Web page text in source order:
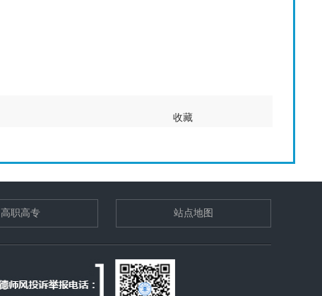
收藏
高职高专 站点地图